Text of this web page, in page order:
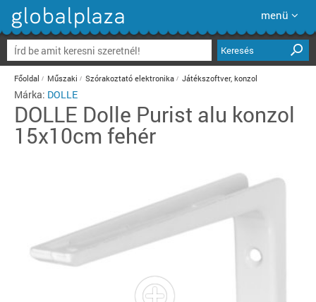
menü
Keresés
Főoldal Műszaki Szórakoztató elektronika Játékszoftver, konzol
Márka: DOLLE
DOLLE Dolle Purist alu konzol
15x10cm fehér